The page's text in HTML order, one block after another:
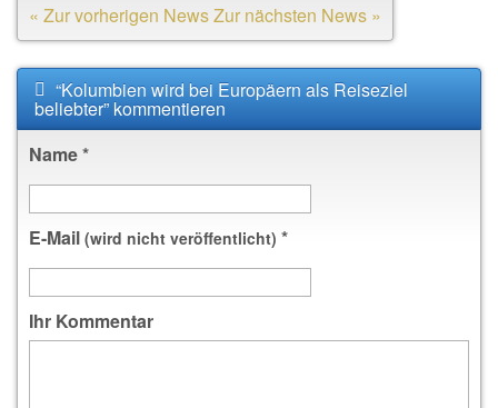
« Zur vorherigen NewsZur nächsten News »
“Kolumbien wird bei Europäern als Reiseziel
beliebter” kommentieren
Name*
E-Mail (wird nicht veröffentlicht) *
Ihr Kommentar